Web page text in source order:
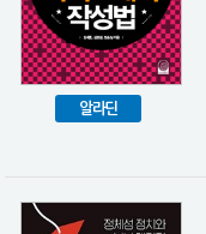
알라딘